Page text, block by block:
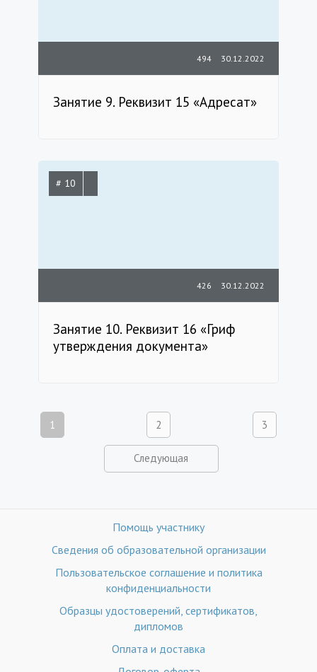
30.12.2022
494
Занятие 9. Реквизит 15 «Адресат»
# 10
30.12.2022
426
Занятие 10. Реквизит 16 «Гриф
утверждения документа»
1 2 3
Следующая
Помощь участнику
Сведения об образовательной организации
Пользовательское соглашение и политика
конфиденциальности
Образцы удостоверений, сертификатов,
дипломов
Оплата и доставка